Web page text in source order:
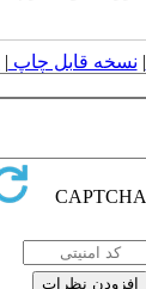
نسخه قابل چاپ|